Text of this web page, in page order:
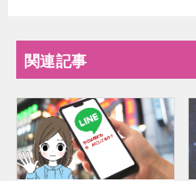
関連記事